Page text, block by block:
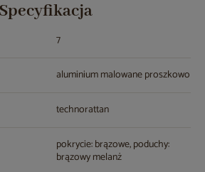
Specyfikacja
7
aluminium malowane proszkowo
technorattan
pokrycie: brązowe, poduchy:
brązowy melanż